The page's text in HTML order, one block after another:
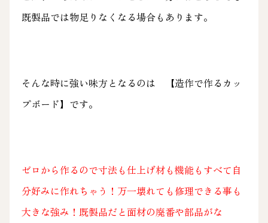
既製品では物足りなくなる場合もあります。
そんな時に強い味方となるのは 【造作で作るカッ
プボード】です。
ゼロから作るので寸法も仕上げ材も機能もすべて自
分好みに作れちゃう！万一壊れても修理できる事も
大きな強み！既製品だと面材の廃番や部品がな